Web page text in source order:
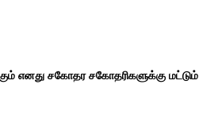
எனது சகோதர சகோதரிகளுக்கு மட்டும்